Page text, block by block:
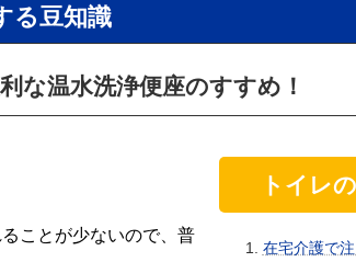
る豆知識
な温水洗浄便座のすすめ！
ことが少ないので、普
トイレ
在宅介護で